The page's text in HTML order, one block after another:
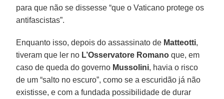
para que não se dissesse “que o Vaticano protege os
antifascistas”.
Enquanto isso, depois do assassinato de Matteotti,
tiveram que ler no L’Osservatore Romano que, em
caso de queda do governo Mussolini, havia o risco
de um “salto no escuro”, como se a escuridão já não
existisse, e com a fundada possibilidade de durar